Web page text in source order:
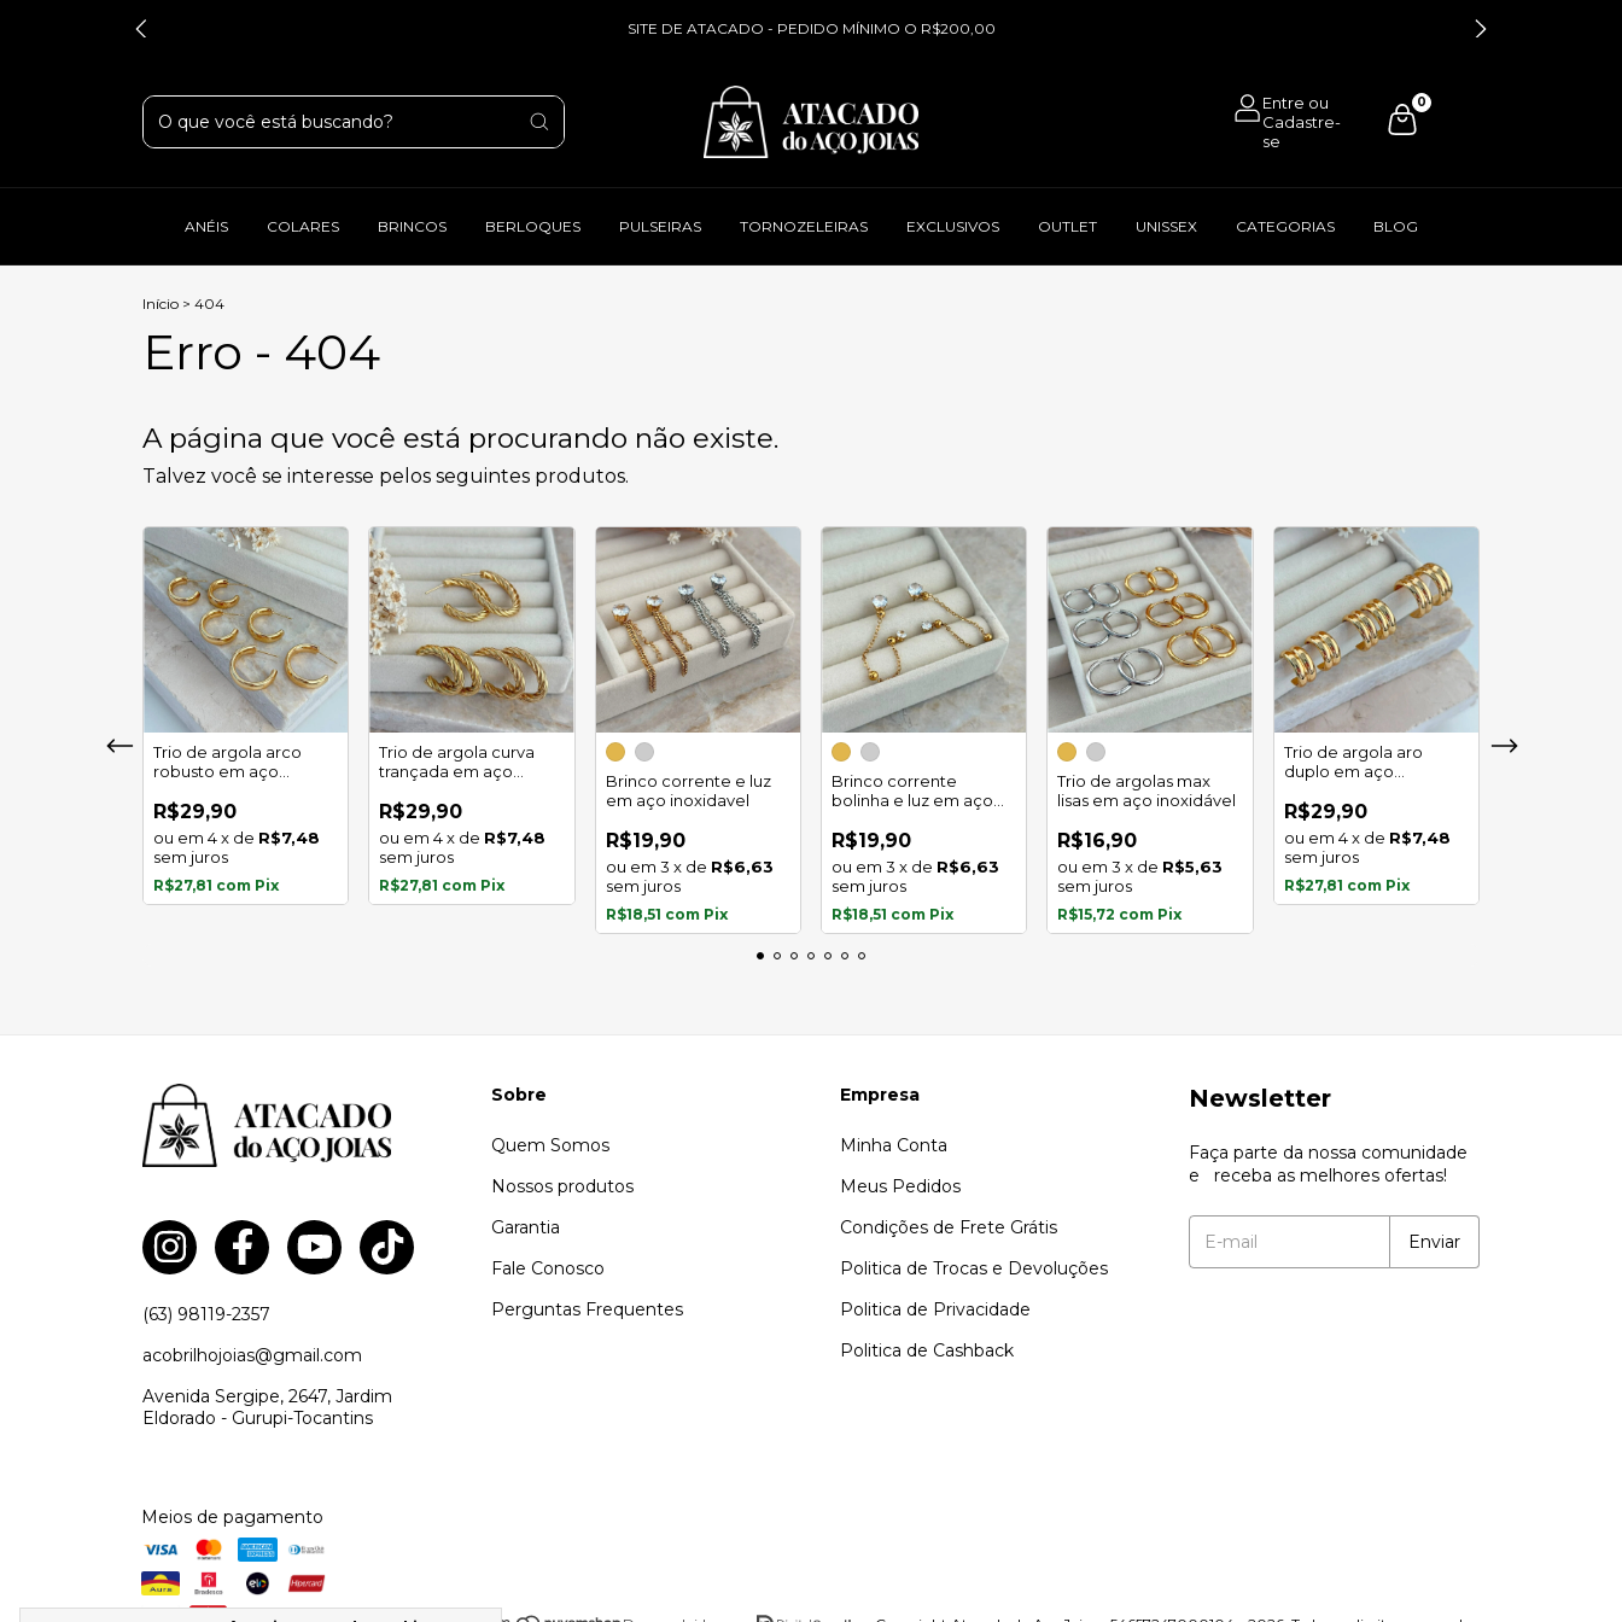
SITE DE ATACADO - PEDIDO MÍNIMO O R$200,00
0
ANÉIS COLARES BRINCOS BERLOQUES PULSEIRAS TORNOZELEIRAS EXCLUSIVOS OUTLET UNISSEX CATEGORIAS BLOG
Início > 404
Erro - 404
A página que você está procurando não existe.
Talvez você se interesse pelos seguintes produtos.
Trio de argola arco
robusto em aço
R$29,90
4x de R$7,48
sem juros
R$27,81 com Pix
Trio de argola curva
trançada em aço
R$29,90
4 x de R$7,48
sem juros
R$27,81 com Pix
Brinco corrente e luz
em aço inoxidavel
R$19,90
3 x de R$6,63
sem juros
R$18,51 com Pix
Brinco corrente
bolinha e luz em aço
R$19,90
3 x de R$6,63
sem juros
R$18,51 com Pix
Trio de argolas max
lisas em aço inoxidável
R$16,90
3 x de R$5,63
sem juros
R$15,72 com Pix
Trio de argola aro
duplo em aço
R$29,90
4 x de R$7,48
sem juros
R$27,81 com Pix
(63) 98119-2357
acobrilhojoias@gmail.com
Avenida Sergipe, 2647, Jardim
Eldorado - Gurupi-Tocantins
Sobre
Quem Somos
Nossos produtos
Garantia
Fale Conosco
Perguntas Frequentes
Empresa
Minha Conta
Meus Pedidos
Condições de Frete Grátis
Politica de Trocas e Devoluções
Politica de Privacidade
Politica de Cashback
Newsletter
Faça parte da nossa comunidade
e receba as melhores ofertas!
Meios de pagamento